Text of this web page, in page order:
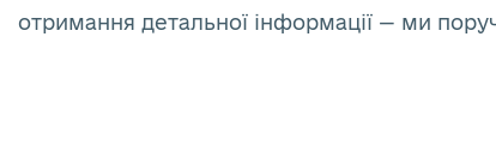
отримання детальної інформації — ми